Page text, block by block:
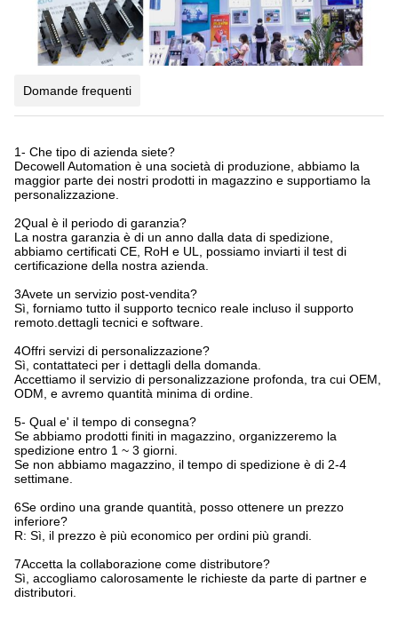
Domande frequenti
1- Che tipo di azienda siete?
Decowell Automation è una società di produzione, abbiamo la
maggior parte dei nostri prodotti in magazzino e supportiamo la
personalizzazione.
2Qual è il periodo di garanzia?
La nostra garanzia è di un anno dalla data di spedizione,
abbiamo certificati CE, RoH e UL, possiamo inviarti il test di
certificazione della nostra azienda.
3Avete un servizio post-vendita?
Sì, forniamo tutto il supporto tecnico reale incluso il supporto
remoto.dettagli tecnici e software.
4Offri servizi di personalizzazione?
Sì, contattateci per i dettagli della domanda.
Accettiamo il servizio di personalizzazione profonda, tra cui OEM,
ODM, e avremo quantità minima di ordine.
5- Qual e' il tempo di consegna?
Se abbiamo prodotti finiti in magazzino, organizzeremo la
spedizione entro 1 ~ 3 giorni.
Se non abbiamo magazzino, il tempo di spedizione è di 2-4
settimane.
6Se ordino una grande quantità, posso ottenere un prezzo
inferiore?
R: Sì, il prezzo è più economico per ordini più grandi.
7Accetta la collaborazione come distributore?
Sì, accogliamo calorosamente le richieste da parte di partner e
distributori.